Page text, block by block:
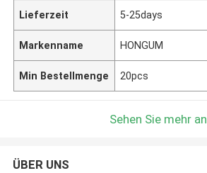
Lieferzeit 5-25days
Markenname HONGUM
Min Bestellmenge 20pcs
Sehen Sie mehr an
ÜBER UNS